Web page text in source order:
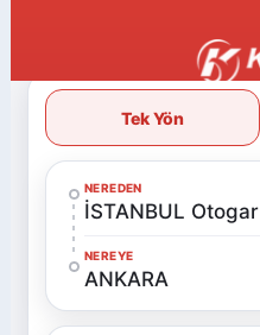
Tek Yön
NEREDEN
İSTANBUL Otogar
NEREYE
ANKARA